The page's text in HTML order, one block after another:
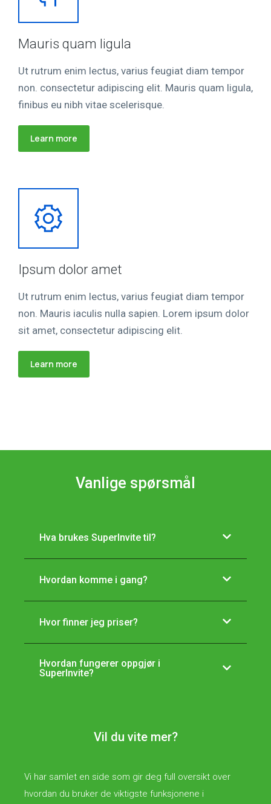
Mauris quam ligula
Ut rutrum enim lectus, varius feugiat diam tempor
non. consectetur adipiscing elit. Mauris quam ligula,
finibus eu nibh vitae scelerisque.
Learn more
Ipsum dolor amet
Ut rutrum enim lectus, varius feugiat diam tempor
non. Mauris iaculis nulla sapien. Lorem ipsum dolor
sit amet, consectetur adipiscing elit.
Learn more
Vil du vite mer?
Vi har samlet en side som gir deg full oversikt over
hvordan du bruker de viktigste funksjonene i
Vanlige spørsmål
Hva brukes SuperInvite til?
Hvordan komme i gang?
Hvor finner jeg priser?
Hvordan fungerer oppgjør i
SuperInvite?